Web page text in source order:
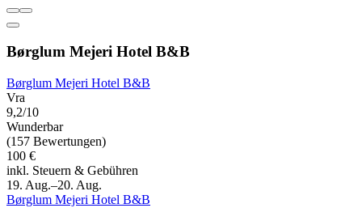
Børglum Mejeri Hotel B&B
Børglum Mejeri Hotel B&B
Vra
9,2/10
Wunderbar
(157 Bewertungen)
100 €
inkl. Steuern & Gebühren
19. Aug.–20. Aug.
Børglum Mejeri Hotel B&B